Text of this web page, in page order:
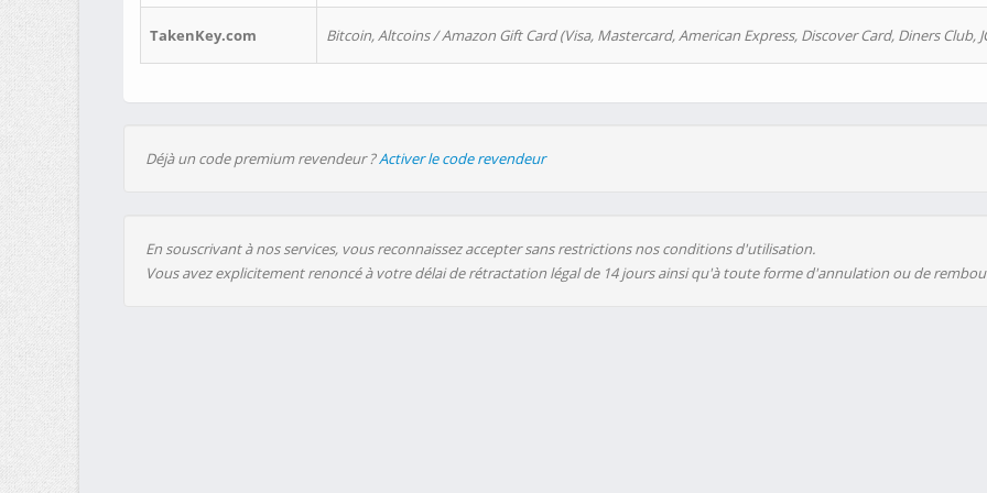
TakenKey.com Bitcoin, Altcoins / Amazon Gift Card (Visa, Mastercard, American Express, Discover Card, Diners Club,
Déjà un code premium revendeur ?Activer le code revendeur
En souscrivant à nos services, vous reconnaissez accepter sans restrictions nos conditions d'utilisation.
Vous avez explicitement renoncé à votre délai de rétractation légal de 14 jours ainsi qu'à toute forme d'annulation ou de